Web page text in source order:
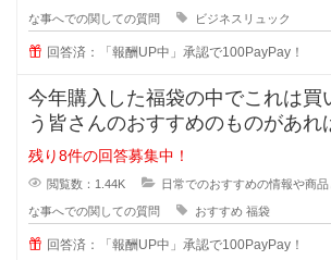
な事へでの関しての質問 ビジネスリュック
回答済：「報酬UP中」承認で100PayPay！
今年購入した福袋の中でこれは買
う皆さんのおすすめのものがあれ
い。今まで購入したことがあるの
残り8件の回答募集中！
閲覧数：1.44K 日常でのおすすめの情報や商
な事へでの関しての質問 おすすめ 福袋
回答済：「報酬UP中」承認で100PayPay！